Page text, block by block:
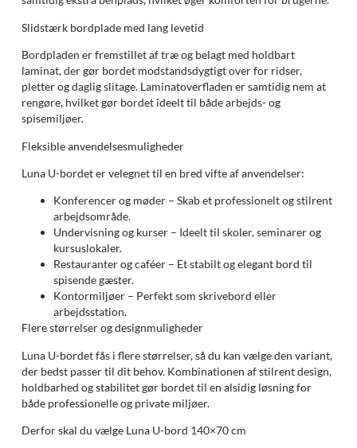
Slidstærk bordplade med lang levetid
Bordpladen er fremstillet af træ og belagt med holdbart
laminat, der gør bordet modstandsdygtigt over for ridser,
pletter og daglig slitage. Laminatoverfladen er samtidig nem at
rengøre, hvilket gør bordet ideelt til både arbejds- og
spisemiljøer.
Fleksible anvendelsesmuligheder
Luna U-bordet er velegnet til en bred vifte af anvendelser:
Konferencer og møder – Skab et professionelt og stilrent
arbejdsområde.
Undervisning og kurser – Ideelt til skoler, seminarer og
kursuslokaler.
Restauranter og caféer – Et stabilt og elegant bord til
spisende gæster.
Kontormiljøer – Perfekt som skrivebord eller
arbejdsstation.
Flere størrelser og designmuligheder
Luna U-bordet fås i flere størrelser, så du kan vælge den variant,
der bedst passer til dit behov. Kombinationen af stilrent design,
holdbarhed og stabilitet gør bordet til en alsidig løsning for
både professionelle og private miljøer.
Derfor skal du vælge Luna U-bord 140×70 cm